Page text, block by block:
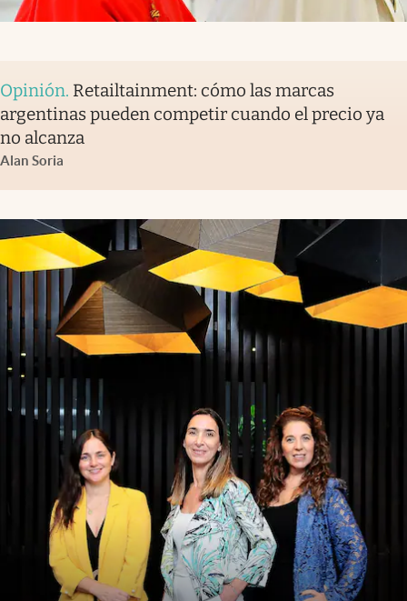
Opinión. Retailtainment: cómo las marcas
argentinas pueden competir cuando el precio ya
no alcanza
Alan Soria